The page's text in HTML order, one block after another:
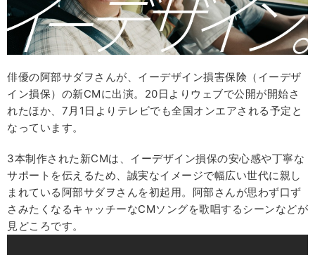
俳優の阿部サダヲさんが、イーデザイン損害保険（イーデザ
イン損保）の新CMに出演。20日よりウェブで公開が開始さ
れたほか、7月1日よりテレビでも全国オンエアされる予定と
なっています。
3本制作された新CMは、イーデザイン損保の安心感や丁寧な
サポートを伝えるため、誠実なイメージで幅広い世代に親し
まれている阿部サダヲさんを初起用。阿部さんが思わず口ず
さみたくなるキャッチーなCMソングを歌唱するシーンなどが
見どころです。